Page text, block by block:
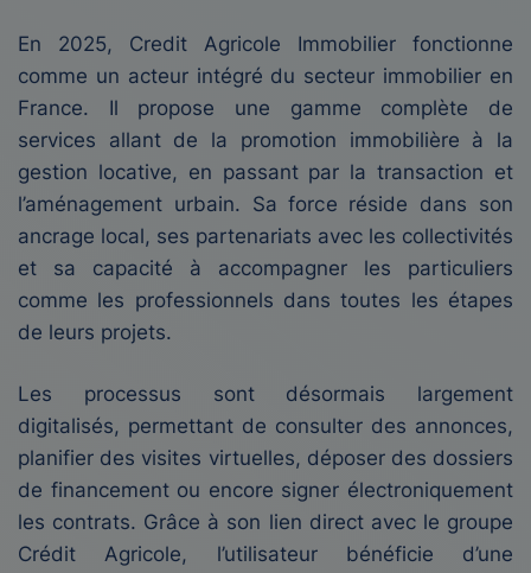
En 2025, Credit Agricole Immobilier fonctionne
comme un acteur intégré du secteur immobilier en
France. Il propose une gamme complète de
services allant de la promotion immobilière à la
gestion locative, en passant par la transaction et
l’aménagement urbain. Sa force réside dans son
ancrage local, ses partenariats avec les collectivités
et sa capacité à accompagner les particuliers
comme les professionnels dans toutes les étapes
de leurs projets.
Les processus sont désormais largement
digitalisés, permettant de consulter des annonces,
planifier des visites virtuelles, déposer des dossiers
de financement ou encore signer électroniquement
les contrats. Grâce à son lien direct avec le groupe
Crédit Agricole, l’utilisateur bénéficie d’une